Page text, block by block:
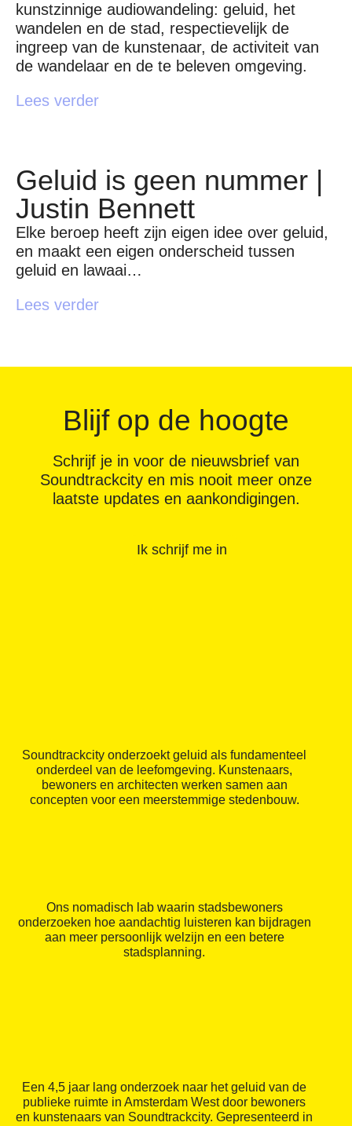
kunstzinnige audiowandeling: geluid, het
wandelen en de stad, respectievelijk de
ingreep van de kunstenaar, de activiteit van
de wandelaar en de te beleven omgeving.
Lees verder
Geluid is geen nummer |
Justin Bennett
Elke beroep heeft zijn eigen idee over geluid,
en maakt een eigen onderscheid tussen
geluid en lawaai…
Lees verder
Blijf op de hoogte
Schrijf je in voor de nieuwsbrief van
Soundtrackcity en mis nooit meer onze
laatste updates en aankondigingen.
Ik schrijf me in
Soundtrackcity onderzoekt geluid als fundamenteel
onderdeel van de leefomgeving. Kunstenaars,
bewoners en architecten werken samen aan
concepten voor een meerstemmige stedenbouw.
Ons nomadisch lab waarin stadsbewoners
onderzoeken hoe aandachtig luisteren kan bijdragen
aan meer persoonlijk welzijn en een betere
stadsplanning.
Een 4,5 jaar lang onderzoek naar het geluid van de
publieke ruimte in Amsterdam West door bewoners
en kunstenaars van Soundtrackcity. Gepresenteerd in